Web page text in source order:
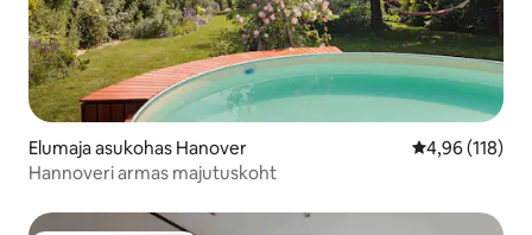
Elumaja asukohas Hanover Keskmine
4,96 (118)
Hannoveri armas majutuskoht